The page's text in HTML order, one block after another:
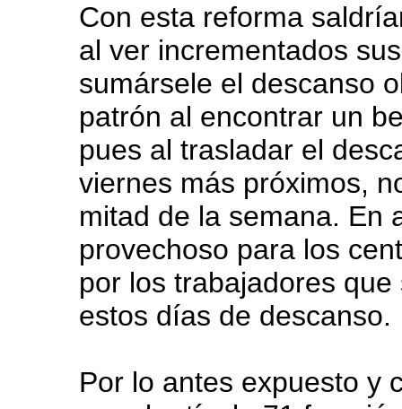
Con esta reforma
al ver incrementados
sumársele el descanso
patrón al encontrar un
pues al trasladar el
viernes más próximos,
mitad de la semana. En
provechoso para los
por los trabajadores
estos días de descanso.
Por lo antes expuesto y